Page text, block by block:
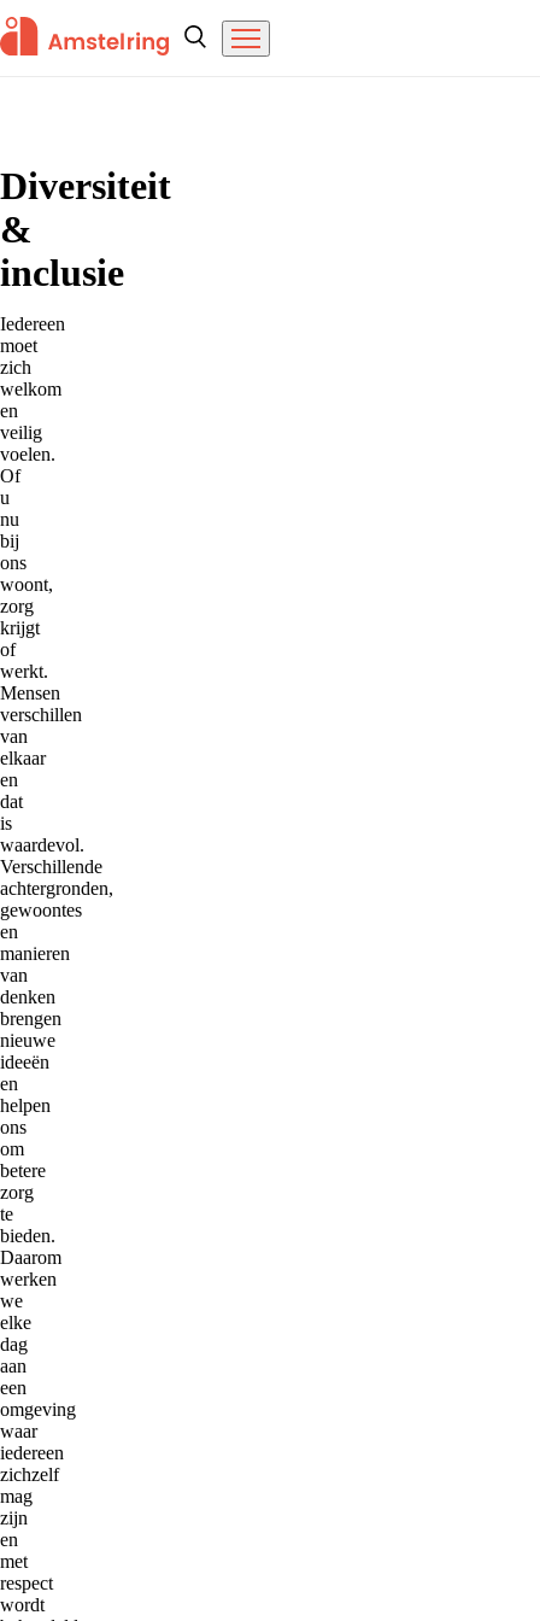
Overslaan en naar de inhoud gaan
Amstelring
ZoekenMenu
Diversiteit
&
inclusie
Iedereen
moet
zich
welkom
en
veilig
voelen.
Of
u
nu
bij
ons
woont,
zorg
krijgt
of
werkt.
Mensen
verschillen
van
elkaar
en
dat
is
waardevol.
Verschillende
achtergronden,
gewoontes
en
manieren
van
denken
brengen
nieuwe
ideeën
en
helpen
ons
om
betere
zorg
te
bieden.
Daarom
werken
we
elke
dag
aan
een
omgeving
waar
iedereen
zichzelf
mag
zijn
en
met
respect
wordt